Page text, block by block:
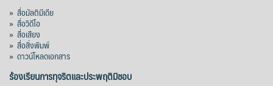
» สื่อมัลติมีเดีย
» สื่อวิดีโอ
» สื่อเสียง
» สื่อสิ่งพิมพ์
» ดาวน์โหลดเอกสาร
ร้องเรียนการทุจริตและประพฤติมิชอบ